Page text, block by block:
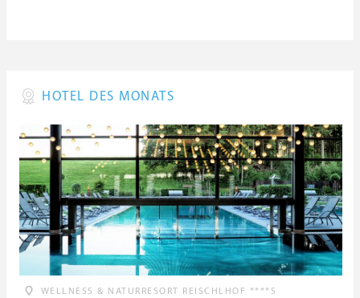
HOTEL DES MONATS
WELLNESS & NATURRESORT REISCHLHOF ****S